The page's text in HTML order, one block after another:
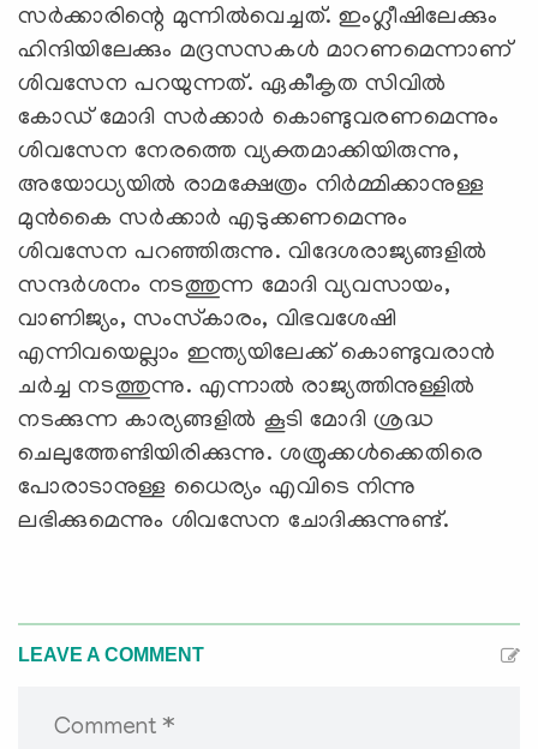
സര്‍ക്കാരിന്റെ മുന്നില്‍വെച്ചത്. ഇംഗ്ലീഷിലേക്കും
ഹിന്ദിയിലേക്കും മദ്രസസകള്‍ മാറണമെന്നാണ്
ശിവസേന പറയുന്നത്. ഏകീകൃത സിവില്‍
കോഡ് മോദി സര്‍ക്കാര്‍ കൊണ്ടുവരണമെന്നും
ശിവസേന നേരത്തെ വ്യക്തമാക്കിയിരുന്നു,
അയോധ്യയില്‍ രാമക്ഷേത്രം നിര്‍മ്മിക്കാനുള്ള
മുന്‍കൈ സര്‍ക്കാര്‍ എടുക്കണമെന്നും
ശിവസേന പറഞ്ഞിരുന്നു. വിദേശരാജ്യങ്ങളില്‍
സന്ദര്‍ശനം നടത്തുന്ന മോദി വ്യവസായം,
വാണിജ്യം, സംസ്‌കാരം, വിഭവശേഷി
എന്നിവയെല്ലാം ഇന്ത്യയിലേക്ക് കൊണ്ടുവരാന്‍
ചര്‍ച്ച നടത്തുന്നു. എന്നാല്‍ രാജ്യത്തിനുള്ളില്‍
നടക്കുന്ന കാര്യങ്ങളില്‍ കൂടി മോദി ശ്രദ്ധ
ചെലുത്തേണ്ടിയിരിക്കുന്നു. ശത്രുക്കള്‍ക്കെതിരെ
പോരാടാനുള്ള ധൈര്യം എവിടെ നിന്നു
ലഭിക്കുമെന്നും ശിവസേന ചോദിക്കുന്നുണ്ട്.
LEAVE A COMMENT
Comment *